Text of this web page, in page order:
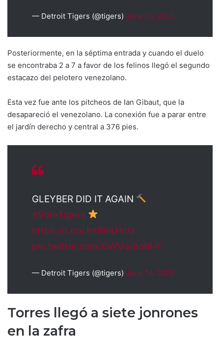
— Detroit Tigers (@tigers) June 13, 2025
Posteriormente, en la séptima entrada y cuando el duelo
se encontraba 2 a 7 a favor de los felinos llegó el segundo
estacazo del pelotero venezolano.
Esta vez fue ante los pitcheos de Ian Gibaut, que la
desapareció el venezolano. La conexión fue a parar entre
el jardín derecho y central a 376 pies.
GLEYBER DID IT AGAIN
#VoteTigers
https://t.co/JrsIBeU1cG
pic.twitter.com/GWVqr8oBHF
— Detroit Tigers (@tigers) June 14, 2025
Torres llegó a siete jonrones
en la zafra